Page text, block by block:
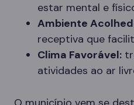
estar mental e
Ambiente
receptiva que
Clima Favorável:
atividades ao ar